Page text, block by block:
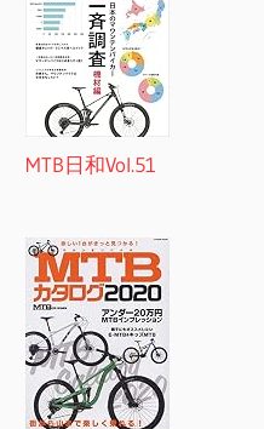
MTB日和Vol.51